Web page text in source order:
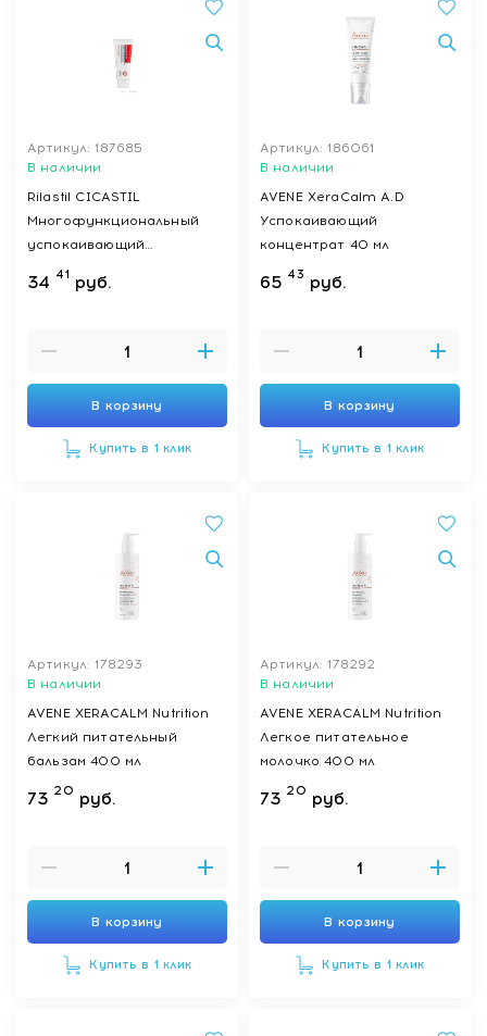
Артикул: 187685
В наличии
Rilastil CICASTIL
Многофункциональный
успокаивающий
восстанавливающий
бальзам для младенцев,
34 41 руб.
В корзину
Купить в 1 клик
Артикул: 186061
В наличии
AVENE XeraCalm A.D
Успокаивающий
концентрат 40 мл
65 43 руб.
В корзину
Купить в 1 клик
Артикул: 178293
В наличии
AVENE XERACALM Nutrition
Легкий питательный
бальзам 400 мл
73 20 руб.
В корзину
Купить в 1 клик
Артикул: 178292
В наличии
AVENE XERACALM Nutrition
Легкое питательное
молочко 400 мл
73 20 руб.
В корзину
Купить в 1 клик